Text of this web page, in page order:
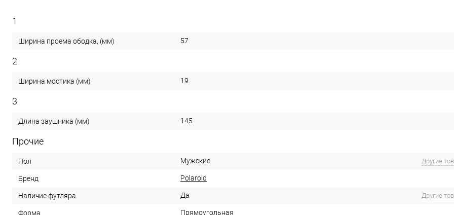
1
Ширина проема ободка, (мм) 57
2
Ширина мостика (мм) 19
3
Длина заушника (мм) 145
Прочие
Пол Мужские Другие
Бренд Polaroid
Наличие футляра Да Другие
Форма Прямоугольная